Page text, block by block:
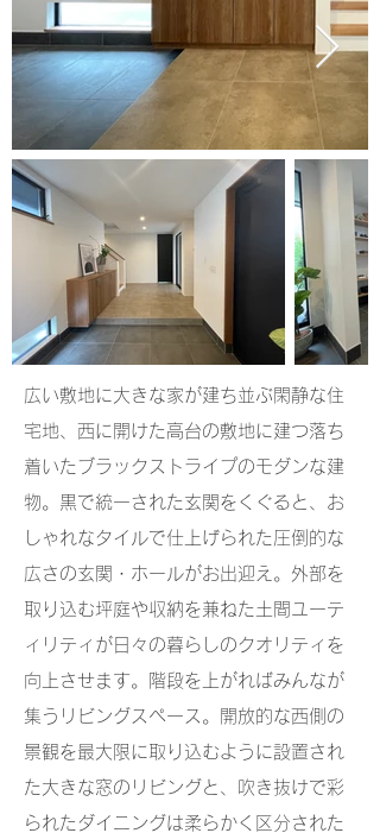
広い敷地に大きな家が建ち並ぶ閑静な住
宅地、西に開けた高台の敷地に建つ落ち
着いたブラックストライプのモダンな建
物。黒で統一された玄関をくぐると、お
しゃれなタイルで仕上げられた圧倒的な
広さの玄関・ホールがお出迎え。外部を
取り込む坪庭や収納を兼ねた土間ユーテ
ィリティが日々の暮らしのクオリティを
向上させます。階段を上がればみんなが
集うリビングスペース。開放的な西側の
景観を最大限に取り込むように設置され
た大きな窓のリビングと、吹き抜けで彩
られたダイニングは柔らかく区分された